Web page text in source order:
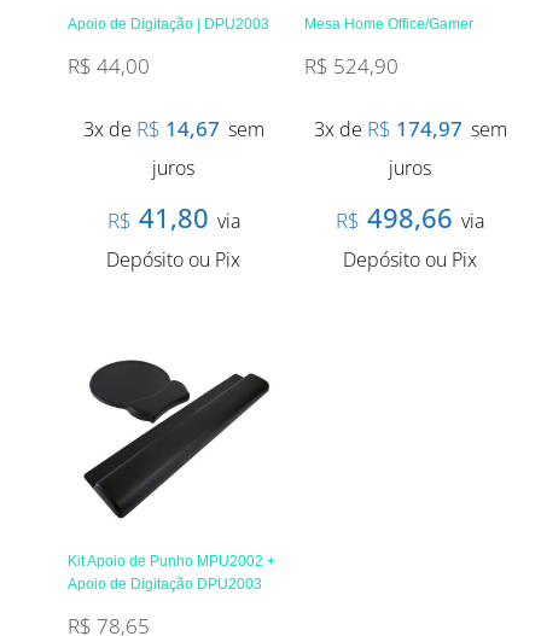
Apoio de Digitação | DPU2003
R$ 44,00
3x de R$ 14,67 sem
juros
R$ 41,80 via
Depósito ou Pix
Mesa Home Office/Gamer
R$ 524,90
3x de R$ 174,97 sem
juros
R$ 498,66 via
Depósito ou Pix
Kit Apoio de Punho MPU2002 +
Apoio de Digitação DPU2003
R$ 78,65